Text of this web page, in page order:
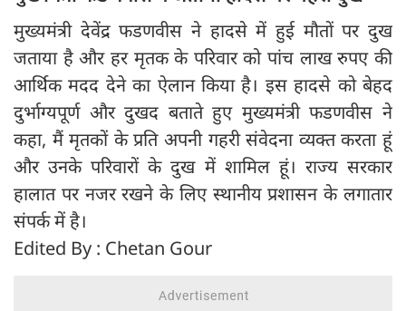
मुख्यमंत्री देवेंद्र फडणवीस ने हादसे में हुई मौतों पर दुख
जताया है और हर मृतक के परिवार को पांच लाख रुपए की
आर्थिक मदद देने का ऐलान किया है। इस हादसे को बेहद
दुर्भाग्यपूर्ण और दुखद बताते हुए मुख्यमंत्री फडणवीस ने
कहा, मैं मृतकों के प्रति अपनी गहरी संवेदना व्यक्त करता हूं
और उनके परिवारों के दुख में शामिल हूं। राज्य सरकार
हालात पर नजर रखने के लिए स्थानीय प्रशासन के लगातार
संपर्क में है।
Edited By : Chetan Gour